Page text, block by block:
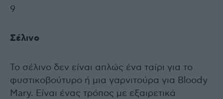
9
Σέλινο
Το σέλινο δεν είναι απλώς ένα ταίρι για το
φυστικοβούτυρο ή μια γαρνιτούρα για Bloody
Mary. Είναι ένας τρόπος με εξαιρετικά